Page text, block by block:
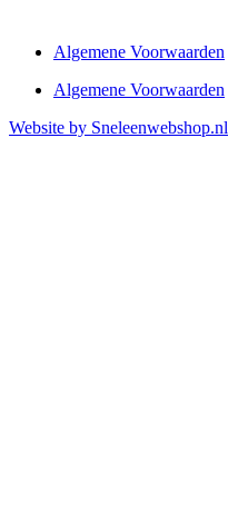
Algemene Voorwaarden
Algemene Voorwaarden
Website by Sneleenwebshop.nl